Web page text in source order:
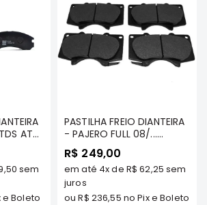
Suspensão
Freio
Elétrica
Acessórios
ATE
COM
... /
sem
e Boleto
PASTILHA FREIO DIANTEIRA
- PAJERO FULL 08/...
3.2/3.5/3.8 (NAO APLICA
NA 3 PORTAS) TOYOTA
HILUX SW4 - 2005>... -
FRASLE - PD/528
R$ 249,00
em até 4xde R$ 62,25 sem
juros
ouR$ 236,55 no Pix e Boleto